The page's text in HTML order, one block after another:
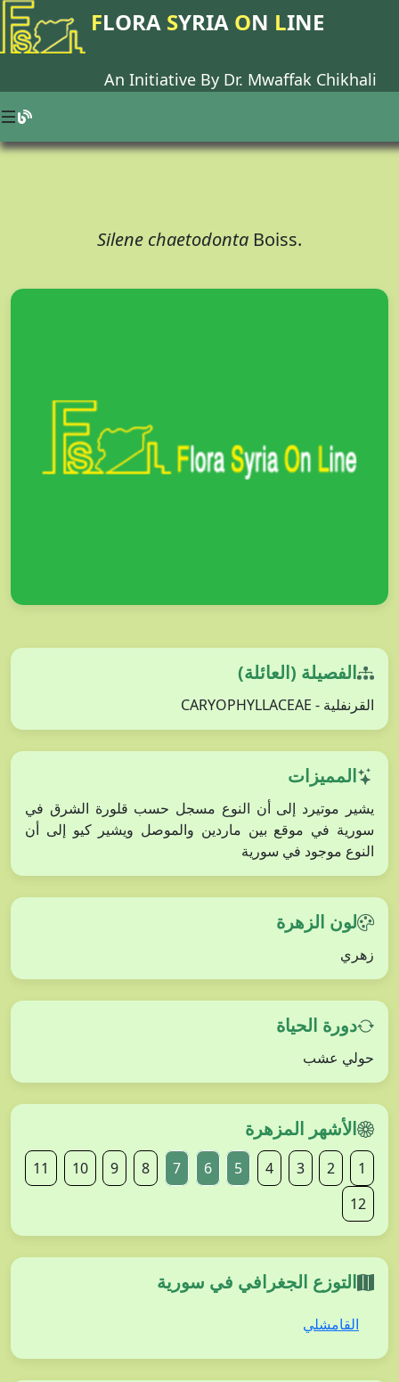
FLORA SYRIA ON LINE
An Initiative By Dr. Mwaffak Chikhali
Silene chaetodonta Boiss.
الفصيلة (العائلة)
القرنفلية - CARYOPHYLLACEAE
المميزات
يشير موتيرد إلى أن النوع مسجل حسب قلورة الشرق في
سورية في موقع بين ماردين والموصل ويشير كيو إلى أن
النوع موجود في سورية
لون الزهرة
زهري
دورة الحياة
حولي عشب
الأشهر المزهرة
1
2
3
4
5
6
7
8
9
10
11
12
التوزع الجغرافي في سورية
القامشلي